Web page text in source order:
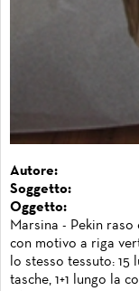
Autore:
Soggetto:
Oggetto:
Marsina - Pekin
con motivo a riga
lo stesso tessuto: 15
tasche, 1+1 lungo la